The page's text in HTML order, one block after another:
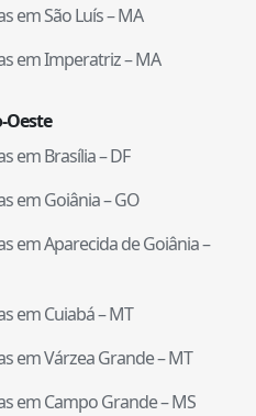
emSão Luís–MA
emImperatriz–MA
Oeste
emBrasília–DF
emGoiânia–GO
emAparecida de Goiânia–
emCuiabá–MT
emVárzea Grande–MT
emCampo Grande–MS